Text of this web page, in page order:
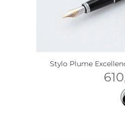
Stylo Plume